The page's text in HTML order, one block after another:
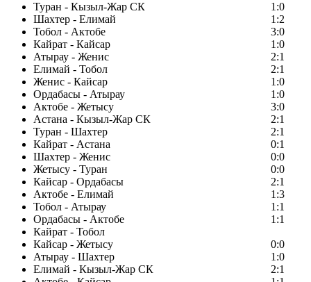
Туран - Кызыл-Жар СК
1:0
Шахтер - Елимай
1:2
Тобол - Актобе
3:0
Кайрат - Кайсар
1:0
Атырау - Женис
2:1
Елимай - Тобол
2:1
Женис - Кайсар
1:0
Ордабасы - Атырау
1:0
Актобе - Жетысу
3:0
Астана - Кызыл-Жар СК
2:1
Туран - Шахтер
2:1
Кайрат - Астана
0:1
Шахтер - Женис
0:0
Жетысу - Туран
0:0
Кайсар - Ордабасы
2:1
Актобе - Елимай
1:3
Тобол - Атырау
1:1
Ордабасы - Актобе
1:1
Кайрат - Тобол
Кайсар - Жетысу
0:0
Атырау - Шахтер
1:0
Елимай - Кызыл-Жар СК
2:1